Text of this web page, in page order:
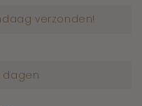
verzonden!
dagen